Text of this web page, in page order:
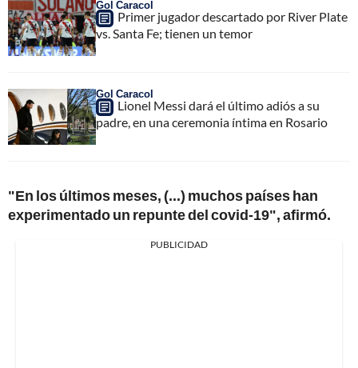
Gol Caracol
Primer jugador descartado por River Plate
vs. Santa Fe; tienen un temor
Gol Caracol
Lionel Messi dará el último adiós a su
padre, en una ceremonia íntima en Rosario
"En los últimos meses, (...) muchos países han
experimentado un repunte del covid-19", afirmó.
PUBLICIDAD